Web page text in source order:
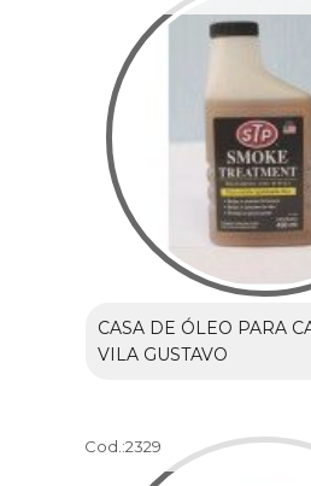
CASA DE ÓLEO PARA
VILA GUSTAVO
Cod.:2329